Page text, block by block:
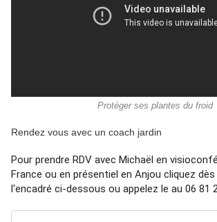
Protéger ses plantes du froid
Rendez vous avec un coach jardin
Pour prendre RDV avec Michaël en
France ou en présentiel en Anjou cliquez
l'encadré ci-dessous ou appelez le au 06 81